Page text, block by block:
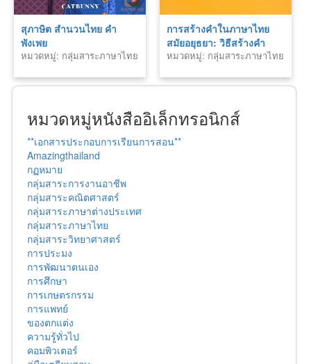
สุภาษิต สำนวนไทย คำ
พังเพย
หมวดหมู่: กลุ่มสาระภาษาไทย
การสร้างคำในภาษาไทย
สมัยอยุธยา: วิธีสร้างคำ
ประสม
หมวดหมู่: กลุ่มสาระภาษาไทย
หมวดหมู่หนังสืออิเล็กทรอนิกส์
**เอกสารประกอบการเรียนการสอน**
Amazingthailand
กฏหมาย
กลุ่มสาระการงานอาชีพ
กลุ่มสาระคณิตศาสตร์
กลุ่มสาระภาษาต่างประเทศ
กลุ่มสาระภาษาไทย
กลุ่มสาระวิทยาศาสตร์
การประมง
การพัฒนาตนเอง
การศึกษา
การเกษตรกรรม
การแพทย์
ของตกแต่ง
ความรู้ทั่วไป
คอมพิวเตอร์